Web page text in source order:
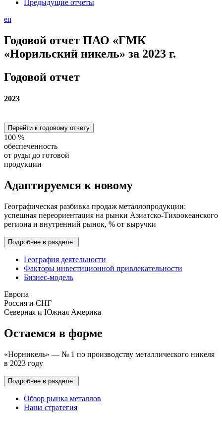
Предыдущие отчеты
en
Годовой отчет ПАО «ГМК
«Норильский никель» за 2023 г.
Годовой отчет
2023
Перейти к годовому отчету
100 %
обеспеченность
от руды до готовой
продукции
Адаптируемся к новому
Географическая разбивка продаж металлопродукции:
успешная переориентация на рынки Азиатско-Тихоокеанского
региона и внутренний рынок, % от выручки
Подробнее в разделе:
География деятельности
Факторы инвестиционной привлекательности
Бизнес-модель
Европа
Россия и СНГ
Северная и Южная Америка
Остаемся в форме
«Норникель» — № 1 по производству металлического никеля
в 2023 году
Подробнее в разделе:
Обзор рынка металлов
Наша стратегия